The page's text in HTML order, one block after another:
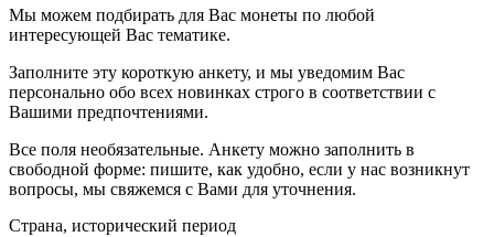
Мы можем подбирать для Вас монеты по любой
интересующей Вас тематике.
Заполните эту короткую анкету, и мы уведомим Вас
персонально обо всех новинках строго в соответствии с
Вашими предпочтениями.
Все поля необязательные. Анкету можно заполнить в
свободной форме: пишите, как удобно, если у нас возникнут
вопросы, мы свяжемся с Вами для уточнения.
Страна, исторический период